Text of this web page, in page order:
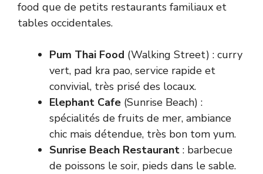
food que de petits restaurants familiaux et
tables occidentales.
Pum Thai Food (Walking Street) : curry
vert, pad kra pao, service rapide et
convivial, très prisé des locaux.
Elephant Cafe (Sunrise Beach) :
spécialités de fruits de mer, ambiance
chic mais détendue, très bon tom yum.
Sunrise Beach Restaurant : barbecue
de poissons le soir, pieds dans le sable.